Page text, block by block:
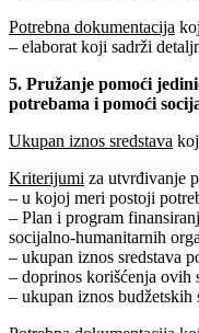
Potrebna dokumentacija
– elaborat koji sadrži
5. Pružanje pomoći
potrebama i pomoći
Ukupan iznos sredstava
Kriterijumi za utvrđivanje
– u kojoj meri postoji
– Plan i program
socijalno-humanitarnih
– ukupan iznos sredstava
– doprinos korišćenja ovih
– ukupan iznos budžetskih